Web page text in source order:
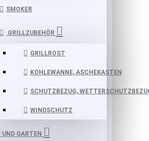
SMOKER
GRILLZUBEHÖR
GRILLROST
KOHLEWANNE, ASCHEKASTEN
SCHUTZBEZUG,
WINDSCHUTZ
UND GARTEN